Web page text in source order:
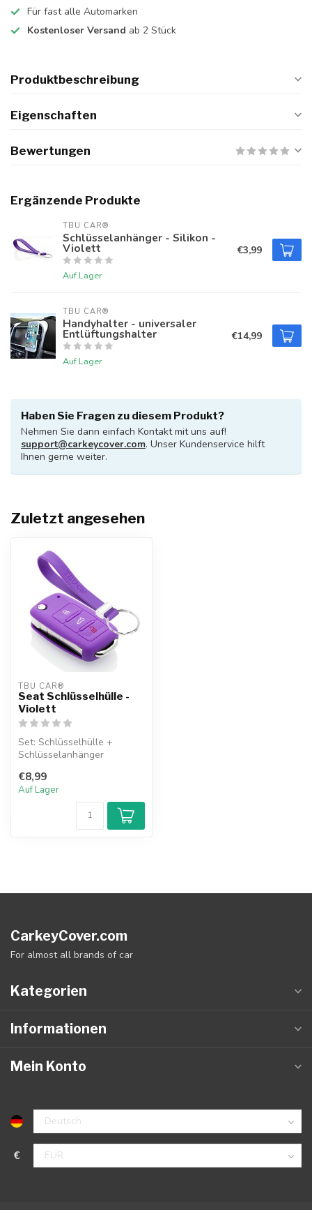
Für fast alle Automarken
Kostenloser Versand ab 2 Stück
Produktbeschreibung
Eigenschaften
Bewertungen
Ergänzende Produkte
TBU CAR®
Schlüsselanhänger - Silikon -
Violett
Auf Lager
€3,99
TBU CAR®
Handyhalter - universaler
Entlüftungshalter
Auf Lager
€14,99
Haben Sie Fragen zu diesem Produkt?
Nehmen Sie dann einfach Kontakt mit uns auf!
support@carkeycover.com. Unser Kundenservice hilft
Ihnen gerne weiter.
Zuletzt angesehen
TBU CAR®
Seat Schlüsselhülle -
Violett
Set: Schlüsselhülle +
Schlüsselanhänger
€8,99
Auf Lager
CarkeyCover.com
For almost all brands of car
Kategorien
Informationen
Mein Konto
€